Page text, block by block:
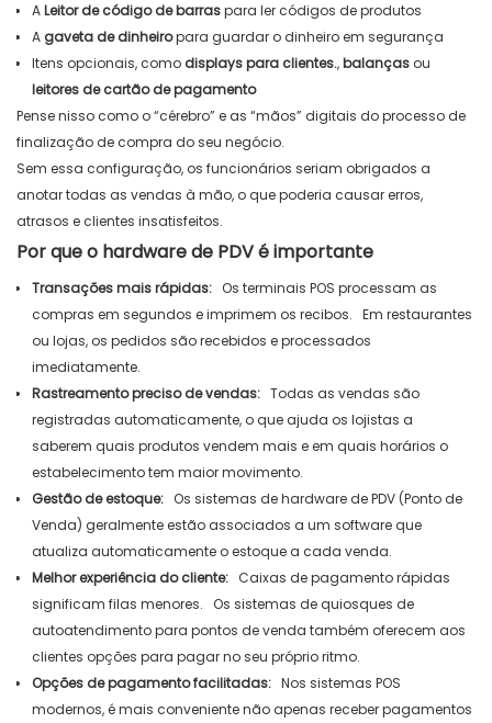
ALeitor de código de barraspara ler códigos de produtos
A gaveta de dinheiropara guardar o dinheiro em segurança
Itens opcionais, como displays para clientes.,balanças ou
leitores de cartão de pagamento
Pense nisso como o “cérebro” e as “mãos” digitais do processo de
finalização de compra do seu negócio.
Sem essa configuração, os funcionários seriam obrigados a
anotar todas as vendas à mão, o que poderia causar erros,
atrasos e clientes insatisfeitos.
Por que o hardware de PDV é importante
Transações mais rápidas: Os terminais POS processam as
compras em segundos e imprimem os recibos.
Em restaurantes
ou lojas, os pedidos são recebidos e processados ​​
imediatamente.
Rastreamento preciso de vendas: Todas as vendas são
registradas automaticamente, o que ajuda os lojistas a
saberem quais produtos vendem mais e em quais horários o
estabelecimento tem maior movimento.
Gestão de estoque: Os sistemas de hardware de PDV (Ponto de
Venda) geralmente estão associados a um software que
atualiza automaticamente o estoque a cada venda.
Melhor experiência do cliente: Caixas de pagamento rápidas
significam filas menores.
Os sistemas de quiosques de
autoatendimento para pontos de venda também oferecem aos
clientes opções para pagar no seu próprio ritmo.
Opções de pagamento facilitadas: Nos sistemas POS
modernos, é mais conveniente não apenas receber pagamentos